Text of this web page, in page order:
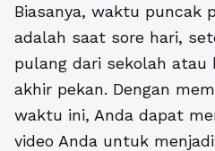
Biasanya, waktu puncak
adalah saat sore hari,
pulang dari sekolah atau
akhir pekan. Dengan
waktu ini, Anda dapat
video Anda untuk